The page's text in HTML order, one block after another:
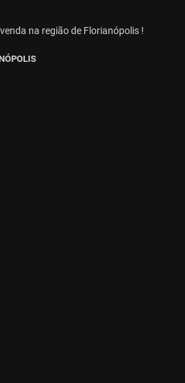
na região de Florianópolis !